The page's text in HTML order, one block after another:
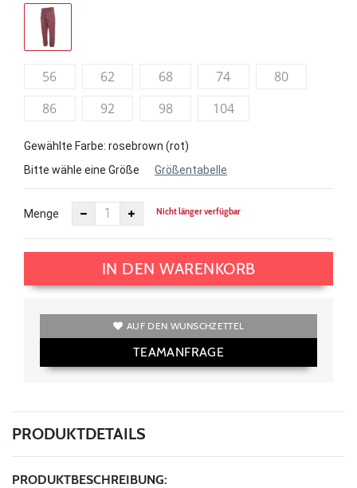
56 62 68 74
80
86
92 98 104
Gewählte Farbe: rosebrown (rot)
Bitte wähle eine Größe
Größentabelle
Menge Nicht länger verfügbar
IN DEN WARENKORB
AUF DEN WUNSCHZETTEL
TEAMANFRAGE
PRODUKTDETAILS
PRODUKTBESCHREIBUNG: